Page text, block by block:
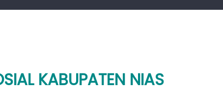
KABUPATEN NIAS